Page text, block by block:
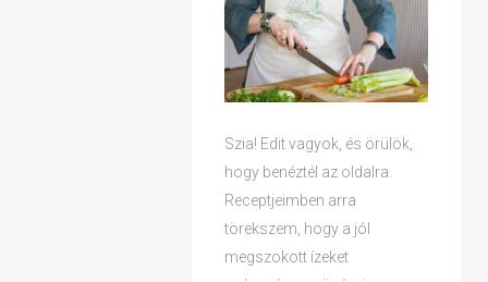
Szia! Edit vagyok, és örülök,
hogy benéztél az oldalra.
Receptjeimben arra
törekszem, hogy a jól
megszokott ízeket